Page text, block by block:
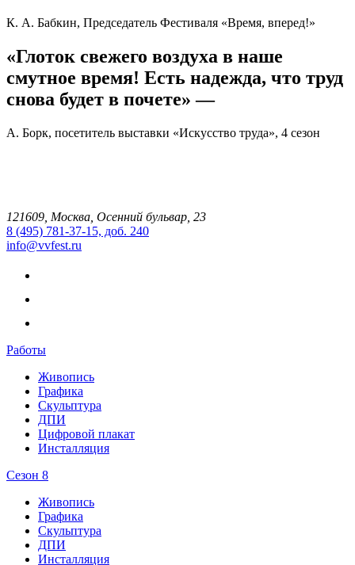
К. А. Бабкин, Председатель Фестиваля «Время, вперед!»
«Глоток свежего воздуха в наше
смутное время! Есть надежда, что труд
снова будет в почете» —
A. Борк, посетитель выставки «Искусство труда», 4 сезон
121609, Москва, Осенний бульвар, 23
8 (495) 781-37-15, доб. 240
info@vvfest.ru
Работы
Живопись
Графика
Скульптура
ДПИ
Цифровой плакат
Инсталляция
Сезон 8
Живопись
Графика
Скульптура
ДПИ
Инсталляция